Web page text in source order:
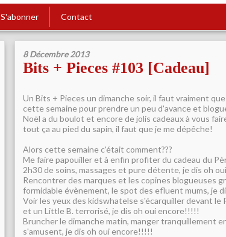
S'abonner Contact
8 Décembre 2013
Bits + Pieces #103 [Cadeau]
Un Bits + Pieces un dimanche soir, il faut vraiment
cette semaine pour prendre un peu d'avance et
Noël a du boulot et encore de jolis cadeaux à vous
tout ça au pied du sapin, il faut que je me dépêche!
Alors cette semaine c'était comment???
Me faire papouiller et à enfin profiter du cadeau du
2h30 de soins, massages et pure détente, je dis oh
Rencontrer des marques et les copines blogueuses
formidable évènement, le spot des efluent mums, je
Voir les yeux des kidswhatelse s'écarquiller devant le
et un Little B. terrorisé, je dis oh oui encore!!!!!
Bruncher le dimanche matin, manger tranquillement
s'amusent, je dis oh oui encore!!!!!